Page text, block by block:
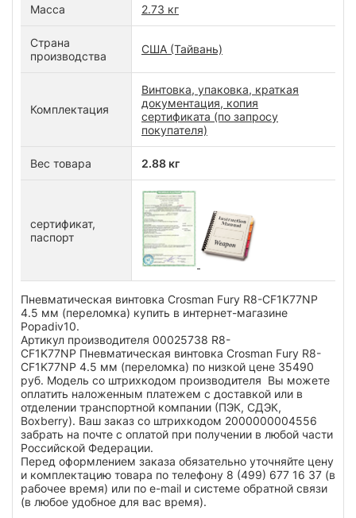
Масса 2.73 кг
Страна
производства
США (Тайвань)
Комплектация
Винтовка, упаковка, краткая
документация, копия
сертификата (по запросу
покупателя)
Вес товара 2.88 кг
сертификат,
паспорт
Пневматическая винтовка Crosman Fury R8-CF1K77NP
4.5 мм (переломка) купить в интернет-магазине
Popadiv10.
Артикул производителя 00025738 R8-
CF1K77NP Пневматическая винтовка Crosman Fury R8-
CF1K77NP 4.5 мм (переломка) по низкой цене 35490
руб. Модель со штрихкодом производителя Вы можете
оплатить наложенным платежем с доставкой или в
отделении транспортной компании (ПЭК, СДЭК,
Boxberry). Ваш заказ со штрихкодом 2000000004556
забрать на почте с оплатой при получении в любой части
Российской Федерации.
Перед оформлением заказа обязательно уточняйте цену
и комплектацию товара по телефону 8 (499) 677 16 37 (в
рабочее время) или по e-mail и системе обратной связи
(в любое удобное для вас время).